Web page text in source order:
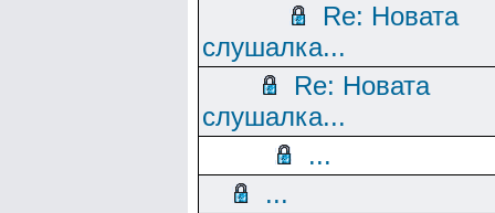
Re: Новата
слушалка...
Re: Новата
слушалка...
...
...